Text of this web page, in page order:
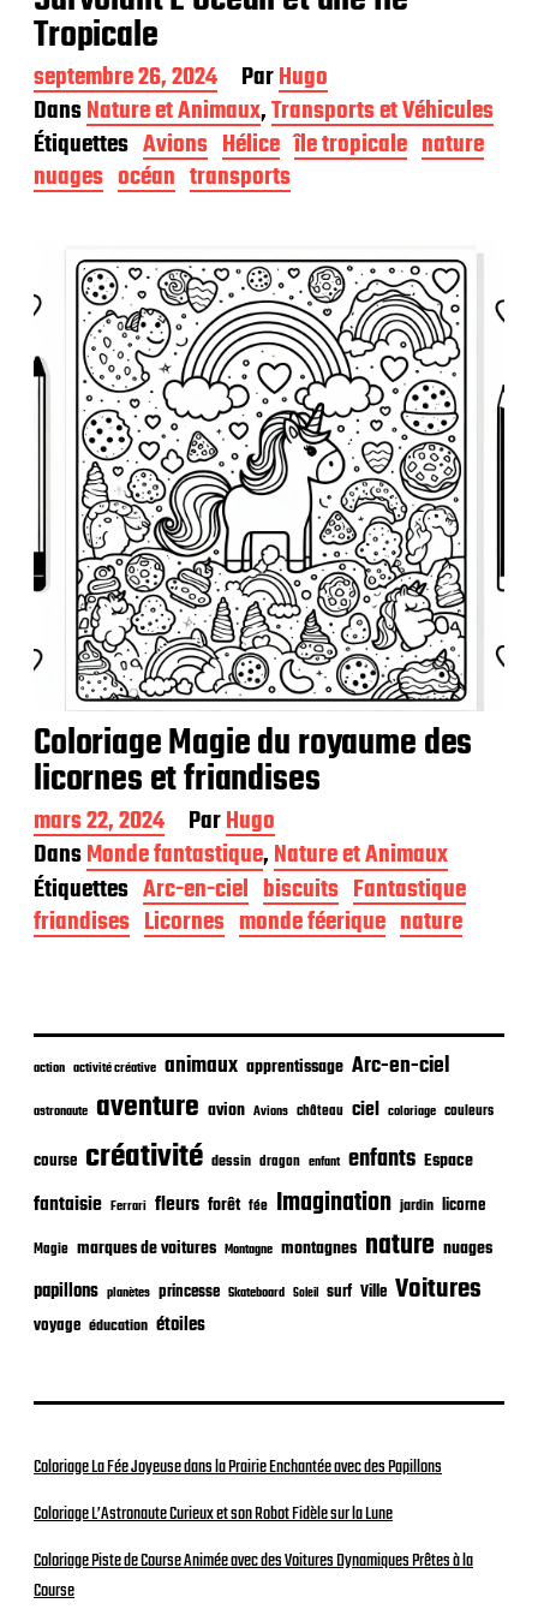
Tropicale
D
a
t
e
d
e
l
i
a
t
septembre 26, 2024 ParHugo
DansNature et Animaux,Transports et Véhicules
Étiquettes Avions Hélice île tropicale nature
nuages océan transports
Coloriage Magie du royaume des
licornes et friandises
D
a
t
e
d
e
l
i
a
i
n
mars 22, 2024 ParHugo
DansMonde fantastique,Nature et Animaux
Étiquettes Arc-en-ciel biscuits Fantastique
friandises Licornes monde féerique nature
action activité créative animaux apprentissage Arc-en-ciel
astronaute aventure avion Avions château ciel coloriage couleurs
course créativité dessin dragon enfant enfants Espace
fantaisie Ferrari fleurs forêt fée Imagination jardin licorne
Magie marques de voitures Montagne montagnes nature nuages
papillons planètes princesse Skateboard Soleil surf Ville Voitures
voyage éducation étoiles
Coloriage La Fée Joyeuse dans la Prairie Enchantée avec des Papillons
Coloriage L’Astronaute Curieux et son Robot Fidèle sur la Lune
Coloriage Piste de Course Animée avec des Voitures Dynamiques Prêtes à la
Course